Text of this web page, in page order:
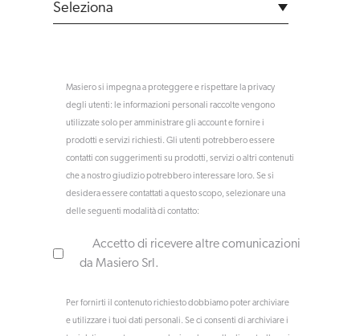
Masiero si impegna a proteggere e rispettare la privacy
degli utenti: le informazioni personali raccolte vengono
utilizzate solo per amministrare gli account e fornire i
prodotti e servizi richiesti. Gli utenti potrebbero essere
contatti con suggerimenti su prodotti, servizi o altri contenuti
che a nostro giudizio potrebbero interessare loro. Se si
desidera essere contattati a questo scopo, selezionare una
delle seguenti modalità di contatto:
Accetto di ricevere altre comunicazioni
da Masiero Srl.
Per fornirti il contenuto richiesto dobbiamo poter archiviare
e utilizzare i tuoi dati personali. Se ci consenti di archiviare i